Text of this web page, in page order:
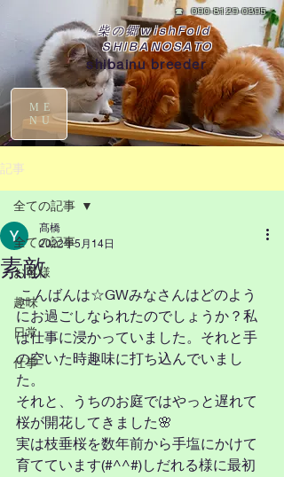
☎090-8129-0395
柴の郷wishFold
SHIBANOSATO
shibainu breeder
ME
NU
記事
全ての記事
お客様
趣味
日常
仕事
全ての記事
素敵
髙橋
2022年5月14日
こんばんは☆GWみなさんはどのよう
にお過ごしなられたのでしょうか？私
は仕事に浸かっていました。それと手
の空いた時趣味に打ち込んでいまし
た。
それと、うちのお庭ではやっと遅れて
桜が開花してきました🌸
実は枝垂桜を数年前から手塩にかけて
育てています(#^^#)しだれる様に最初